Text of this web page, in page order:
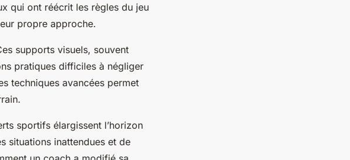
qui ont réécrit les règles du jeu
propre approche.
supports visuels, souvent
pratiques difficiles à négliger
techniques avancées permet
sportifs élargissent l’horizon
situations inattendues et de